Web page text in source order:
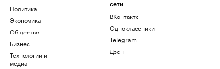
Политика
Экономика
Общество
Бизнес
Технологии и
медиа
сети
ВКонтакте
Одноклассники
Telegram
Дзен